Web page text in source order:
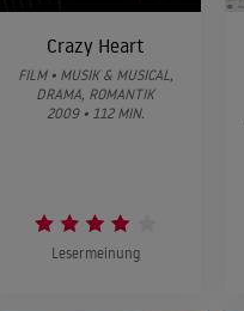
Crazy Heart
FILM • MUSIK & MUSICAL,
DRAMA, ROMANTIK
2009 • 112 MIN.
Lesermeinung